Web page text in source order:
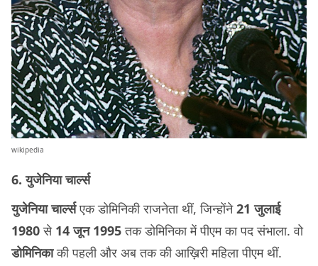
wikipedia
6. युजेनिया चार्ल्स
युजेनिया चार्ल्सएक डोमिनिकी राजनेता थीं, जिन्होंने21 जुलाई
1980से 14 जून 1995तक डोमिनिका में पीएम का पद संभाला. वो
डोमिनिकाकी पहली और अब तक की आख़िरी महिला पीएम थीं.